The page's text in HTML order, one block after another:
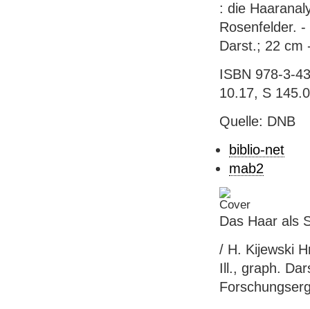
: die
Rosenfelder.
Darst.; 22 cm
ISBN 978-3-
10.17, S
Quelle: DNB
biblio-net
mab2
Das Haar als
/ H. Kijewski
Ill., graph.